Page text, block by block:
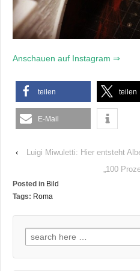
Anschauen auf Instagram ⇒
teilen teilen
E-Mail
‹
Luigi Miwuletti: Hier entsteht
„100
Posted in Bild
Tags: Roma
Suchen
nach: